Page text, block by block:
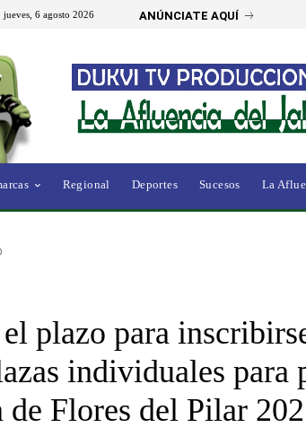
jueves, 6 agosto 2026 ANÚNCIATE AQUÍ
Regional Deportes Sucesos La
plazo para
individuales para
de Flores del Pilar